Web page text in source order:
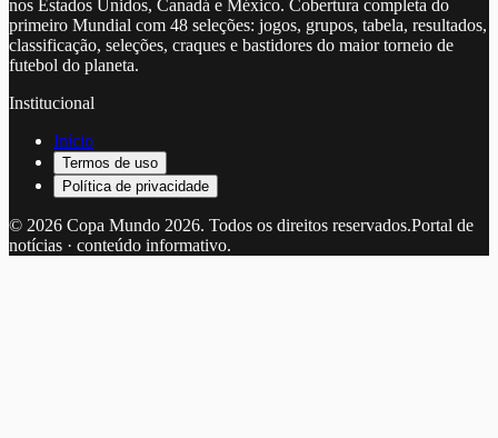
nos Estados Unidos, Canadá e México. Cobertura completa do
primeiro Mundial com 48 seleções: jogos, grupos, tabela, resultados,
classificação, seleções, craques e bastidores do maior torneio de
futebol do planeta.
Institucional
Início
Termos de uso
Política de privacidade
© 2026 Copa Mundo 2026. Todos os direitos reservados.Portal de
notícias · conteúdo informativo.